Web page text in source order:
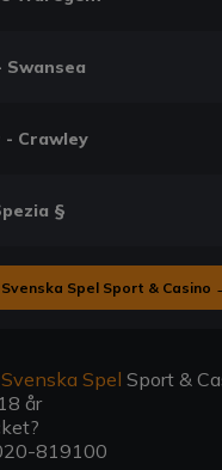
Swansea
- Crawley
§
Spel Sport & Casino
Svenska Spel Sport &
år
819100